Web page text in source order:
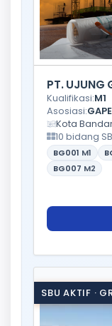
PT. UJUNG
Kualifikasi:M1
Asosiasi:
Kota
10 bidang
BG001 M1
BG007 M2
SBU AKTIF ·